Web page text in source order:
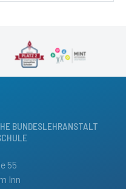
BUNDESLEHRANSTALT
55
Inn